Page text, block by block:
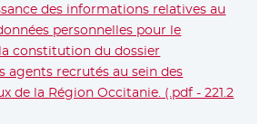
des informations relatives au
personnelles pour le
constitution du dossier
agents recrutés au sein des
de la Région Occitanie. (.pdf - 221.2